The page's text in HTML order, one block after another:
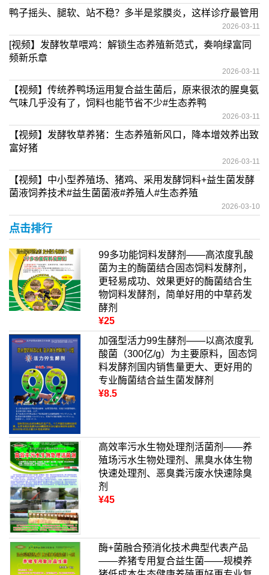
鸭子摇头、腿软、站不稳？多半是浆膜炎，这样诊疗最管用
2026-03-11
[视频】发酵牧草喂鸡：解锁生态养殖新范式，奏响绿富同
频新乐章
2026-03-11
【视频】传统养鸭场运用复合益生菌后，原来很浓的腥臭氨
气味几乎没有了，饲料也能节省不少#生态养鸭
2026-03-11
【视频】发酵牧草养猪：生态养殖新风口，降本增效养出致
富好猪
2026-03-11
【视频】中小型养殖场、猪鸡、采用发酵饲料+益生菌发酵
菌液饲养技术#益生菌菌液#养殖人#生态养殖
2026-03-10
点击排行
99多功能饲料发酵剂——高浓度乳酸
菌为主的酶菌结合固态饲料发酵剂，
更轻易成功、效果更好的酶菌结合生
物饲料发酵剂，简单好用的中草药发
酵剂
¥25
加强型活力99生酵剂——以高浓度乳
酸菌（300亿/g）为主要原料，固态饲
料发酵剂国内销售量更大、更好用的
专业酶菌结合益生菌发酵剂
¥8.5
高效率污水生物处理剂活菌剂——养
殖场污水生物处理剂、黑臭水体生物
快速处理剂、恶臭粪污废水快速除臭
剂
¥45
酶+菌融合预消化技术典型代表产品
——养猪专用复合益生菌——规模养